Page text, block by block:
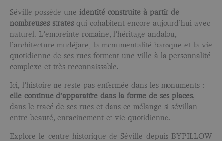
Séville possède une identité construite à partir de
nombreuses strates qui cohabitent encore aujourd’hui avec
naturel. L’empreinte romaine, l’héritage andalou,
l’architecture mudéjare, la monumentalité baroque et la vie
quotidienne de ses rues forment une ville à la personnalité
complexe et très reconnaissable.
Ici, l’histoire ne reste pas enfermée dans les monuments :
elle continue d’apparaître dans la forme de ses places,
dans le tracé de ses rues et dans ce mélange si sévillan
entre beauté, enracinement et vie quotidienne.
Explore le centre historique de Séville depuis BYPILLOW